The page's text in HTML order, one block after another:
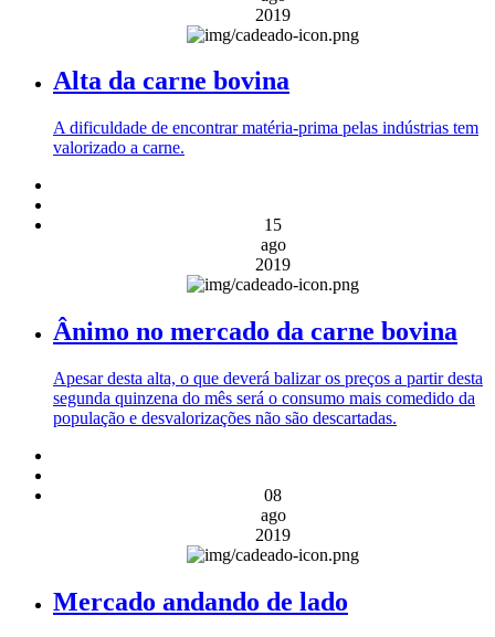
2019
Alta da carne bovina
A dificuldade de encontrar matéria-prima pelas indústrias tem
valorizado a carne.
15
ago
2019
Ânimo no mercado da carne bovina
Apesar desta alta, o que deverá balizar os preços a partir desta
segunda quinzena do mês será o consumo mais comedido da
população e desvalorizações não são descartadas.
08
ago
2019
Mercado andando de lado